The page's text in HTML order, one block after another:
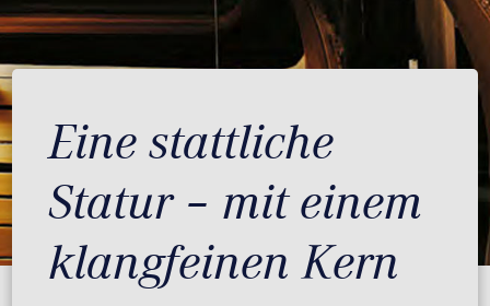
Eine stattliche
Statur – mit einem
klangfeinen Kern